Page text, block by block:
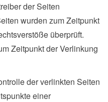
der Seiten
wurden zum Zeitpunkt
überprüft.
Zeitpunkt der Verlinkung
der verlinkten Seiten
einer